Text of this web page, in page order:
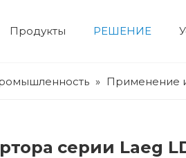
Продукты РЕШЕНИЕ
» Применение
серии Laeg